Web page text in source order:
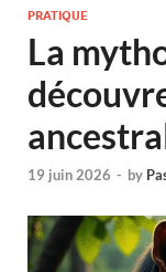
PRATIQUE
La
19 juin 2026 - by